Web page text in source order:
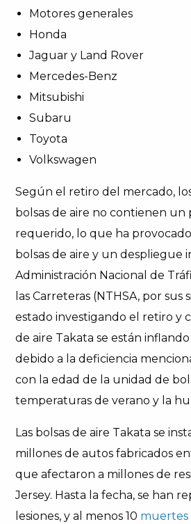
Motores generales
Honda
Jaguar y Land Rover
Mercedes-Benz
Mitsubishi
Subaru
Toyota
Volkswagen
Según el retiro del mercado,
bolsas de aire no contienen
requerido, lo que ha
bolsas de aire y un despliegue
Administración Nacional de
las Carreteras (NTHSA, por sus
estado investigando el retiro y
de aire Takata se están
debido a la deficiencia
con la edad de la unidad de
temperaturas de verano y la
Las bolsas de aire Takata se
millones de autos fabricados
que afectaron a millones de
Jersey. Hasta la fecha, se han
lesiones, y al menos 10 muertes